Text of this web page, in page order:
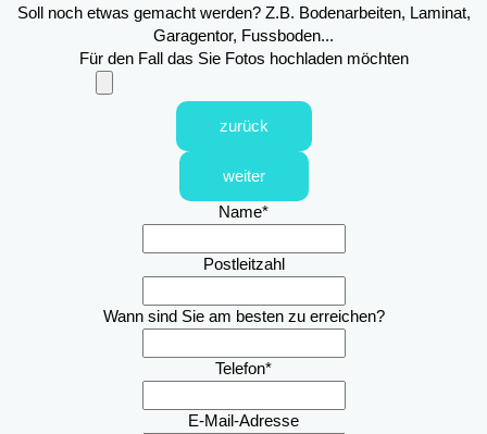
Soll noch etwas gemacht werden? Z.B. Bodenarbeiten, Laminat,
Garagentor, Fussboden...
Für den Fall das Sie Fotos hochladen möchten
zurück
weiter
Name*
Postleitzahl
Wann sind Sie am besten zu erreichen?
Telefon*
E-Mail-Adresse